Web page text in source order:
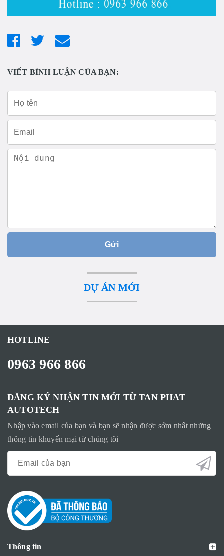
VIẾT BÌNH LUẬN CỦA BẠN:
Gửi
DỰ ÁN MỚI
HOTLINE
0963 966 866
ĐĂNG KÝ NHẬN TIN MỚI TỪ TAN PHAT
AUTOTECH
Nhập vào email của bạn và bạn sẽ nhận được sớm nhất những
thông tin khuyến mại từ chúng tôi
Thông tin